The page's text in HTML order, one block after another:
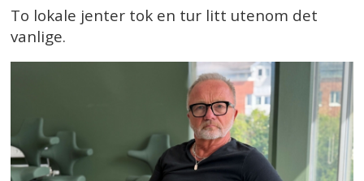
To lokale jenter tok en tur litt utenom det
vanlige.